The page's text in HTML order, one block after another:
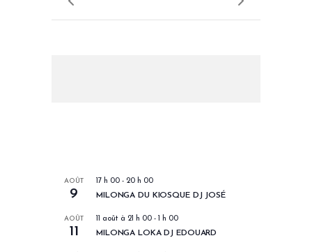
AOÛT
9
17 h 00 - 20 h 00
MILONGA DU KIOSQUE DJ JOSÉ
AOÛT
11
11 août à 21 h 00 - 1 h 00
MILONGA LOKA DJ EDOUARD